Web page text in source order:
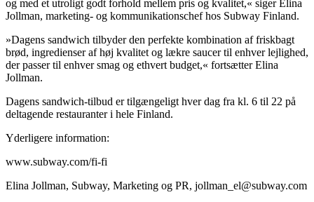
og med et utroligt godt forhold mellem pris og kvalitet,« siger Elina
Jollman, marketing- og kommunikationschef hos Subway Finland.​​​​‌ ‍ ​‍​‍‌‍ ‌ ​‍‌‍‍‌‌‍‌ ‌‍‍‌‌‍ ‍​‍​‍​ ‍‍​‍​‍‌ ​ ‌‍​‌‌‍ ‍‌‍‍‌‌ ‌​‌ ‍‌​‍ ‍‌‍‍‌‌‍ ​‍​‍​‍ ​​‍​‍‌‍‍​‌ ​‍‌‍‌‌‌‍‌‍​‍​‍​ ‍‍​‍​‍‌‍‍​‌ ‌​‌ ‌​‌ ​​‌ ​ ​ ‍‍​‍ ​‍ ‌‍ ‍‌‍ ‌ ​‍‌‍‌​‌‍‍‌‌‍​ ​‍ ‌‌‍​‍‌‍‍‌‌ ‌​‌‍‌‌‌ ​ ​‍ ‌‌‍‌ ‌ ​‍‌‍ ‌ ‌‌‌ ​​​‍ ‌‌ ​ ‌ ‌​‌ ‌‌‌‍‌​‌‍‍‌‌‍ ​‍ ‍‌ ‌‍‌‍‌‌‌ ​‍‌‍​ ‌‍‌‌‌‍ ​​‍ ‍‌‍​‌‌ ​​‌ ​​​‍ ‌‍‍‌‌‍ ‍‌ ‌​‌‍‌‌‌‍ ‍‌ ‌​​‍ ‌‍‌‌‌‍‌​‌‍‍‌‌ ‌​​‍ ‌‍ ‌‌‍ ‌‍‌​‌‍‌‌​ ‌‌ ​​‌ ​‍‌‍‌‌‌ ​ ‌‍‌‌‌‍ ‍‌ ‌​‌‍​‌‌ ‌​‌‍‍‌‌‍ ‌‍ ‍​ ‍ ‌‍‍‌‌‍‌​​ ‌‌‍‌‍‌‍​‌‌‍‌‍‌‍‌​​ ‌ ‌‍​‌‌‍‌​‌‍​‍​‍ ‌​ ‌‍​ ‍‌​ ‍‌​ ​​​‍ ‌​ ‌​​ ‍‌​ ​​​ ‌‍​‍ ‌​ ‍​‌‍‌​​ ‌ ‌‍‌‍​‍ ‌​ ‌​​ ​‍​ ‌​​ ‌‌‌‍​‌‌‍​‍​ ​​‌‍‌​​ ‍‌​ ​​​ ‍​​ ‍‌​ ‍ ‌ ‌​‌ ‍‌‌ ​​‌‍‌‌​ ‌‌‍‌‌‌‍‌​‌‍‍‌‌ ‌​‌‍ ‌ ​‍‌‍‍‌‌‍​‌‌‍ ​​ ‍ ‌ ​​‌‍​‌‌ ‌​‌‍‍​​ ‌‌‍​ ‌‍ ‌‍ ‍‌ ‌​‌‍‌‌‌‍ ‍‌ ‌​​‍‌‌​ ‌‌‌​​‍‌‌ ‌‍‍ ‌‍‌‌‌ ‍‌​‍‌‌​ ​ ‌​‌​​‍‌‌​ ​ ‌​‌​​‍‌‌​ ​‍​ ​‍‌‍‌​‌‍​‌​‍‌‌​ ​‍​ ​‍​‍‌‌​ ‌‌‌​‌​​‍ ‍‌ ‌‍‌‍​‌‌‍ ​‌ ‌‌‌‍‌‌​‍ ‍‌ ‌‍‌‍​‌‌‍ ​‌ ‌‌‌‍‌‌​‍‌‌​ ‌‌‌​​‍‌‌ ‌‍‍ ‌‍‌‌‌ ‍‌​‍‌‌​ ​ ‌​‌​​‍‌‌​ ​ ‌​‌​​‍‌‌​ ​‍​ ​‍​ ​‍‌‍​‌​ ​‌​ ​​​ ‌​​ ‍‌​ ‌‌‌‍‌‌‌‍​‌‌‍‌​​ ​​‌‍​‍​‍‌‌​ ​‍​ ​‍​‍‌‌​ ‌‌‌​‌​​‍ ‍‌‍​ ‌‍‍​‌‍‍‌‌‍ ​‌‍‌​‌ ​‍‌‍‌‌‌‍ ‍​‍‌‌​ ‌‌‌​​‍‌‌ ‌‍‍ ‌‍‌‌‌ ‍‌​‍‌‌​ ​ ‌​‌​​‍‌‌​ ​ ‌​‌​​‍‌‌​ ​‍​ ​‍‌‍​‍‌‍​‌​ ​​​ ‌ ​ ​‌​ ‍‌​ ​​‌‍‌‍​ ​‍​ ‍​​ ‍‌‌‍​ ​‍‌‌​ ​‍​ ​‍​‍‌‌​ ‌‌‌​‌​​‍ ‍‌ ‌​‌‍‌‌‌ ‍​‌ ‌​​ ‌‍​‍‌‍​‌‌ ​ ‌‍‌‌‌‌‌‌‌ ​‍‌‍ ​​ ‌‌‍‍​‌ ‌​‌ ‌​‌ ​​‌ ​ ​‍‌‌​ ​ ‌​​‌​‍‌‌​ ​‍‌​‌‍​‍‌‌​ ​‍‌​‌‍‌‍ ‍‌‍ ‌ ​‍‌‍‌​‌‍‍‌‌‍​ ​‍ ‌‌‍​‍‌‍‍‌‌ ‌​‌‍‌‌‌ ​ ​‍ ‌‌‍‌ ‌ ​‍‌‍ ‌ ‌‌‌ ​​​‍ ‌‌ ​ ‌ ‌​‌ ‌‌‌‍‌​‌‍‍‌‌‍ ​‍ ‍‌ ‌‍‌‍‌‌‌ ​‍‌‍​ ‌‍‌‌‌‍ ​​‍ ‍‌‍​‌‌ ​​‌ ​​​‍‌‍‌‍‍‌‌‍‌​​ ‌‌‍‌‍‌‍​‌‌‍‌‍‌‍‌​​ ‌ ‌‍​‌‌‍‌​‌‍​‍​‍ ‌​ ‌‍​ ‍‌​ ‍‌​ ​​​‍ ‌​ ‌​​ ‍‌​ ​​​ ‌‍​‍ ‌​ ‍​‌‍‌​​ ‌ ‌‍‌‍​‍ ‌​ ‌​​ ​‍​ ‌​​ ‌‌‌‍​‌‌‍​‍​ ​​‌‍‌​​ ‍‌​ ​​​ ‍​​ ‍‌​‍‌‍‌ ‌​‌ ‍‌‌ ​​‌‍‌‌​ ‌‌‍‌‌‌‍‌​‌‍‍‌‌ ‌​‌‍ ‌ ​‍‌‍‍‌‌‍​‌‌‍ ​​‍‌‍‌ ​​‌‍​‌‌ ‌​‌‍‍​​ ‌‌‍​ ‌‍ ‌‍ ‍‌ ‌​‌‍‌‌‌‍ ‍‌ ‌​​‍‌‌​ ‌‌‌​​‍‌‌ ‌‍‍ ‌‍‌‌‌ ‍‌​‍‌‌​ ​ ‌​‌​​‍‌‌​ ​ ‌​‌​​‍‌‌​ ​‍​ ​‍‌‍‌​‌‍​‌​‍‌‌​ ​‍​ ​‍​‍‌‌​ ‌‌‌​‌​​‍ ‍‌ ‌‍‌‍​‌‌‍ ​‌ ‌‌‌‍‌‌​‍ ‍‌ ‌‍‌‍​‌‌‍ ​‌ ‌‌‌‍‌‌​‍‌‌​ ‌‌‌​​‍‌‌ ‌‍‍ ‌‍‌‌‌ ‍‌​‍‌‌​ ​ ‌​‌​​‍‌‌​ ​ ‌​‌​​‍‌‌​ ​‍​ ​‍​ ​‍‌‍​‌​ ​‌​ ​​​ ‌​​ ‍‌​ ‌‌‌‍‌‌‌‍​‌‌‍‌​​ ​​‌‍​‍​‍‌‌​ ​‍​ ​‍​‍‌‌​ ‌‌‌​‌​​‍ ‍‌‍​ ‌‍‍​‌‍‍‌‌‍ ​‌‍‌​‌ ​‍‌‍‌‌‌‍ ‍​‍‌‌​ ‌‌‌​​‍‌‌ ‌‍‍ ‌‍‌‌‌ ‍‌​‍‌‌​ ​ ‌​‌​​‍‌‌​ ​ ‌​‌​​‍‌‌​ ​‍​ ​‍‌‍​‍‌‍​‌​ ​​​ ‌ ​ ​‌​ ‍‌​ ​​‌‍‌‍​ ​‍​ ‍​​ ‍‌‌‍​ ​‍‌‌​ ​‍​ ​‍​‍‌‌​ ‌‌‌​‌​​‍ ‍‌ ‌​‌‍‌‌‌ ‍​‌ ‌​​‍‌‍‌ ​​‌‍‌‌‌ ​‍‌ ​ ‌ ​​‌‍‌‌‌‍​ ‌ ‌​‌‍‍‌‌ ‌‍‌‍‌‌​ ‌‌ ​​‌ ‌‌‌‍​‍‌‍ ​‌‍‍‌‌ ​ ‌‍‍​‌‍‌‌‌‍‌​​‍​‍‌ ‌
»Dagens sandwich tilbyder den perfekte kombination af friskbagt
brød, ingredienser af høj kvalitet og lækre saucer til enhver lejlighed,
der passer til enhver smag og ethvert budget,« fortsætter Elina
Jollman.​​​​‌ ‍ ​‍​‍‌‍ ‌ ​‍‌‍‍‌‌‍‌ ‌‍‍‌‌‍ ‍​‍​‍​ ‍‍​‍​‍‌ ​ ‌‍​‌‌‍ ‍‌‍‍‌‌ ‌​‌ ‍‌​‍ ‍‌‍‍‌‌‍ ​‍​‍​‍ ​​‍​‍‌‍‍​‌ ​‍‌‍‌‌‌‍‌‍​‍​‍​ ‍‍​‍​‍‌‍‍​‌ ‌​‌ ‌​‌ ​​‌ ​ ​ ‍‍​‍ ​‍ ‌‍ ‍‌‍ ‌ ​‍‌‍‌​‌‍‍‌‌‍​ ​‍ ‌‌‍​‍‌‍‍‌‌ ‌​‌‍‌‌‌ ​ ​‍ ‌‌‍‌ ‌ ​‍‌‍ ‌ ‌‌‌ ​​​‍ ‌‌ ​ ‌ ‌​‌ ‌‌‌‍‌​‌‍‍‌‌‍ ​‍ ‍‌ ‌‍‌‍‌‌‌ ​‍‌‍​ ‌‍‌‌‌‍ ​​‍ ‍‌‍​‌‌ ​​‌ ​​​‍ ‌‍‍‌‌‍ ‍‌ ‌​‌‍‌‌‌‍ ‍‌ ‌​​‍ ‌‍‌‌‌‍‌​‌‍‍‌‌ ‌​​‍ ‌‍ ‌‌‍ ‌‍‌​‌‍‌‌​ ‌‌ ​​‌ ​‍‌‍‌‌‌ ​ ‌‍‌‌‌‍ ‍‌ ‌​‌‍​‌‌ ‌​‌‍‍‌‌‍ ‌‍ ‍​ ‍ ‌‍‍‌‌‍‌​​ ‌‌‍‌‍‌‍​‌‌‍‌‍‌‍‌​​ ‌ ‌‍​‌‌‍‌​‌‍​‍​‍ ‌​ ‌‍​ ‍‌​ ‍‌​ ​​​‍ ‌​ ‌​​ ‍‌​ ​​​ ‌‍​‍ ‌​ ‍​‌‍‌​​ ‌ ‌‍‌‍​‍ ‌​ ‌​​ ​‍​ ‌​​ ‌‌‌‍​‌‌‍​‍​ ​​‌‍‌​​ ‍‌​ ​​​ ‍​​ ‍‌​ ‍ ‌ ‌​‌ ‍‌‌ ​​‌‍‌‌​ ‌‌‍‌‌‌‍‌​‌‍‍‌‌ ‌​‌‍ ‌ ​‍‌‍‍‌‌‍​‌‌‍ ​​ ‍ ‌ ​​‌‍​‌‌ ‌​‌‍‍​​ ‌‌‍​ ‌‍ ‌‍ ‍‌ ‌​‌‍‌‌‌‍ ‍‌ ‌​​‍‌‌​ ‌‌‌​​‍‌‌ ‌‍‍ ‌‍‌‌‌ ‍‌​‍‌‌​ ​ ‌​‌​​‍‌‌​ ​ ‌​‌​​‍‌‌​ ​‍​ ​‍‌‍‌​‌‍​‌​‍‌‌​ ​‍​ ​‍​‍‌‌​ ‌‌‌​‌​​‍ ‍‌ ‌‍‌‍​‌‌‍ ​‌ ‌‌‌‍‌‌​‍ ‍‌ ‌‍‌‍​‌‌‍ ​‌ ‌‌‌‍‌‌​‍‌‌​ ‌‌‌​​‍‌‌ ‌‍‍ ‌‍‌‌‌ ‍‌​‍‌‌​ ​ ‌​‌​​‍‌‌​ ​ ‌​‌​​‍‌‌​ ​‍​ ​‍​ ‌ ​ ‌‌​ ‍‌‌‍​ ​ ‌​​ ​‍‌‍‌​‌‍‌‌​ ​​‌‍‌​‌‍​ ‌‍‌‍​‍‌‌​ ​‍​ ​‍​‍‌‌​ ‌‌‌​‌​​‍ ‍‌‍​ ‌‍‍​‌‍‍‌‌‍ ​‌‍‌​‌ ​‍‌‍‌‌‌‍ ‍​‍‌‌​ ‌‌‌​​‍‌‌ ‌‍‍ ‌‍‌‌‌ ‍‌​‍‌‌​ ​ ‌​‌​​‍‌‌​ ​ ‌​‌​​‍‌‌​ ​‍​ ​‍​ ​‍​ ​‍​ ‍​​ ​‍​ ‌ ‌‍​‍​ ​ ​ ‌‍‌‍‌‌‌‍‌‍​ ‌ ‌‍​‌​‍‌‌​ ​‍​ ​‍​‍‌‌​ ‌‌‌​‌​​‍ ‍‌ ‌​‌‍‌‌‌ ‍​‌ ‌​​ ‌‍​‍‌‍​‌‌ ​ ‌‍‌‌‌‌‌‌‌ ​‍‌‍ ​​ ‌‌‍‍​‌ ‌​‌ ‌​‌ ​​‌ ​ ​‍‌‌​ ​ ‌​​‌​‍‌‌​ ​‍‌​‌‍​‍‌‌​ ​‍‌​‌‍‌‍ ‍‌‍ ‌ ​‍‌‍‌​‌‍‍‌‌‍​ ​‍ ‌‌‍​‍‌‍‍‌‌ ‌​‌‍‌‌‌ ​ ​‍ ‌‌‍‌ ‌ ​‍‌‍ ‌ ‌‌‌ ​​​‍ ‌‌ ​ ‌ ‌​‌ ‌‌‌‍‌​‌‍‍‌‌‍ ​‍ ‍‌ ‌‍‌‍‌‌‌ ​‍‌‍​ ‌‍‌‌‌‍ ​​‍ ‍‌‍​‌‌ ​​‌ ​​​‍‌‍‌‍‍‌‌‍‌​​ ‌‌‍‌‍‌‍​‌‌‍‌‍‌‍‌​​ ‌ ‌‍​‌‌‍‌​‌‍​‍​‍ ‌​ ‌‍​ ‍‌​ ‍‌​ ​​​‍ ‌​ ‌​​ ‍‌​ ​​​ ‌‍​‍ ‌​ ‍​‌‍‌​​ ‌ ‌‍‌‍​‍ ‌​ ‌​​ ​‍​ ‌​​ ‌‌‌‍​‌‌‍​‍​ ​​‌‍‌​​ ‍‌​ ​​​ ‍​​ ‍‌​‍‌‍‌ ‌​‌ ‍‌‌ ​​‌‍‌‌​ ‌‌‍‌‌‌‍‌​‌‍‍‌‌ ‌​‌‍ ‌ ​‍‌‍‍‌‌‍​‌‌‍ ​​‍‌‍‌ ​​‌‍​‌‌ ‌​‌‍‍​​ ‌‌‍​ ‌‍ ‌‍ ‍‌ ‌​‌‍‌‌‌‍ ‍‌ ‌​​‍‌‌​ ‌‌‌​​‍‌‌ ‌‍‍ ‌‍‌‌‌ ‍‌​‍‌‌​ ​ ‌​‌​​‍‌‌​ ​ ‌​‌​​‍‌‌​ ​‍​ ​‍‌‍‌​‌‍​‌​‍‌‌​ ​‍​ ​‍​‍‌‌​ ‌‌‌​‌​​‍ ‍‌ ‌‍‌‍​‌‌‍ ​‌ ‌‌‌‍‌‌​‍ ‍‌ ‌‍‌‍​‌‌‍ ​‌ ‌‌‌‍‌‌​‍‌‌​ ‌‌‌​​‍‌‌ ‌‍‍ ‌‍‌‌‌ ‍‌​‍‌‌​ ​ ‌​‌​​‍‌‌​ ​ ‌​‌​​‍‌‌​ ​‍​ ​‍​ ‌ ​ ‌‌​ ‍‌‌‍​ ​ ‌​​ ​‍‌‍‌​‌‍‌‌​ ​​‌‍‌​‌‍​ ‌‍‌‍​‍‌‌​ ​‍​ ​‍​‍‌‌​ ‌‌‌​‌​​‍ ‍‌‍​ ‌‍‍​‌‍‍‌‌‍ ​‌‍‌​‌ ​‍‌‍‌‌‌‍ ‍​‍‌‌​ ‌‌‌​​‍‌‌ ‌‍‍ ‌‍‌‌‌ ‍‌​‍‌‌​ ​ ‌​‌​​‍‌‌​ ​ ‌​‌​​‍‌‌​ ​‍​ ​‍​ ​‍​ ​‍​ ‍​​ ​‍​ ‌ ‌‍​‍​ ​ ​ ‌‍‌‍‌‌‌‍‌‍​ ‌ ‌‍​‌​‍‌‌​ ​‍​ ​‍​‍‌‌​ ‌‌‌​‌​​‍ ‍‌ ‌​‌‍‌‌‌ ‍​‌ ‌​​‍‌‍‌ ​​‌‍‌‌‌ ​‍‌ ​ ‌ ​​‌‍‌‌‌‍​ ‌ ‌​‌‍‍‌‌ ‌‍‌‍‌‌​ ‌‌ ​​‌ ‌‌‌‍​‍‌‍ ​‌‍‍‌‌ ​ ‌‍‍​‌‍‌‌‌‍‌​​‍​‍‌ ‌
Dagens sandwich-tilbud er tilgængeligt hver dag fra kl. 6 til 22 på
deltagende restauranter i hele Finland.​​​​‌ ‍ ​‍​‍‌‍ ‌ ​‍‌‍‍‌‌‍‌ ‌‍‍‌‌‍ ‍​‍​‍​ ‍‍​‍​‍‌ ​ ‌‍​‌‌‍ ‍‌‍‍‌‌ ‌​‌ ‍‌​‍ ‍‌‍‍‌‌‍ ​‍​‍​‍ ​​‍​‍‌‍‍​‌ ​‍‌‍‌‌‌‍‌‍​‍​‍​ ‍‍​‍​‍‌‍‍​‌ ‌​‌ ‌​‌ ​​‌ ​ ​ ‍‍​‍ ​‍ ‌‍ ‍‌‍ ‌ ​‍‌‍‌​‌‍‍‌‌‍​ ​‍ ‌‌‍​‍‌‍‍‌‌ ‌​‌‍‌‌‌ ​ ​‍ ‌‌‍‌ ‌ ​‍‌‍ ‌ ‌‌‌ ​​​‍ ‌‌ ​ ‌ ‌​‌ ‌‌‌‍‌​‌‍‍‌‌‍ ​‍ ‍‌ ‌‍‌‍‌‌‌ ​‍‌‍​ ‌‍‌‌‌‍ ​​‍ ‍‌‍​‌‌ ​​‌ ​​​‍ ‌‍‍‌‌‍ ‍‌ ‌​‌‍‌‌‌‍ ‍‌ ‌​​‍ ‌‍‌‌‌‍‌​‌‍‍‌‌ ‌​​‍ ‌‍ ‌‌‍ ‌‍‌​‌‍‌‌​ ‌‌ ​​‌ ​‍‌‍‌‌‌ ​ ‌‍‌‌‌‍ ‍‌ ‌​‌‍​‌‌ ‌​‌‍‍‌‌‍ ‌‍ ‍​ ‍ ‌‍‍‌‌‍‌​​ ‌‌‍‌‍‌‍​‌‌‍‌‍‌‍‌​​ ‌ ‌‍​‌‌‍‌​‌‍​‍​‍ ‌​ ‌‍​ ‍‌​ ‍‌​ ​​​‍ ‌​ ‌​​ ‍‌​ ​​​ ‌‍​‍ ‌​ ‍​‌‍‌​​ ‌ ‌‍‌‍​‍ ‌​ ‌​​ ​‍​ ‌​​ ‌‌‌‍​‌‌‍​‍​ ​​‌‍‌​​ ‍‌​ ​​​ ‍​​ ‍‌​ ‍ ‌ ‌​‌ ‍‌‌ ​​‌‍‌‌​ ‌‌‍‌‌‌‍‌​‌‍‍‌‌ ‌​‌‍ ‌ ​‍‌‍‍‌‌‍​‌‌‍ ​​ ‍ ‌ ​​‌‍​‌‌ ‌​‌‍‍​​ ‌‌‍​ ‌‍ ‌‍ ‍‌ ‌​‌‍‌‌‌‍ ‍‌ ‌​​‍‌‌​ ‌‌‌​​‍‌‌ ‌‍‍ ‌‍‌‌‌ ‍‌​‍‌‌​ ​ ‌​‌​​‍‌‌​ ​ ‌​‌​​‍‌‌​ ​‍​ ​‍‌‍‌​‌‍​‌​‍‌‌​ ​‍​ ​‍​‍‌‌​ ‌‌‌​‌​​‍ ‍‌ ‌‍‌‍​‌‌‍ ​‌ ‌‌‌‍‌‌​‍ ‍‌ ‌‍‌‍​‌‌‍ ​‌ ‌‌‌‍‌‌​‍‌‌​ ‌‌‌​​‍‌‌ ‌‍‍ ‌‍‌‌‌ ‍‌​‍‌‌​ ​ ‌​‌​​‍‌‌​ ​ ‌​‌​​‍‌‌​ ​‍​ ​‍​ ​‌‌‍​‍​ ‌​​ ​‍​ ​‍​ ​​​ ‍​‌‍‌‍​ ‍​​ ‌ ‌‍​‍​ ‍​​‍‌‌​ ​‍​ ​‍​‍‌‌​ ‌‌‌​‌​​‍ ‍‌‍​ ‌‍‍​‌‍‍‌‌‍ ​‌‍‌​‌ ​‍‌‍‌‌‌‍ ‍​‍‌‌​ ‌‌‌​​‍‌‌ ‌‍‍ ‌‍‌‌‌ ‍‌​‍‌‌​ ​ ‌​‌​​‍‌‌​ ​ ‌​‌​​‍‌‌​ ​‍​ ​‍‌‍‌​‌‍‌‍​ ‍​​ ‍​​ ​‌‌‍‌​​ ‍‌‌‍‌‌‌‍​ ​ ​‌​ ‌ ​ ​‍​‍‌‌​ ​‍​ ​‍​‍‌‌​ ‌‌‌​‌​​‍ ‍‌ ‌​‌‍‌‌‌ ‍​‌ ‌​​ ‌‍​‍‌‍​‌‌ ​ ‌‍‌‌‌‌‌‌‌ ​‍‌‍ ​​ ‌‌‍‍​‌ ‌​‌ ‌​‌ ​​‌ ​ ​‍‌‌​ ​ ‌​​‌​‍‌‌​ ​‍‌​‌‍​‍‌‌​ ​‍‌​‌‍‌‍ ‍‌‍ ‌ ​‍‌‍‌​‌‍‍‌‌‍​ ​‍ ‌‌‍​‍‌‍‍‌‌ ‌​‌‍‌‌‌ ​ ​‍ ‌‌‍‌ ‌ ​‍‌‍ ‌ ‌‌‌ ​​​‍ ‌‌ ​ ‌ ‌​‌ ‌‌‌‍‌​‌‍‍‌‌‍ ​‍ ‍‌ ‌‍‌‍‌‌‌ ​‍‌‍​ ‌‍‌‌‌‍ ​​‍ ‍‌‍​‌‌ ​​‌ ​​​‍‌‍‌‍‍‌‌‍‌​​ ‌‌‍‌‍‌‍​‌‌‍‌‍‌‍‌​​ ‌ ‌‍​‌‌‍‌​‌‍​‍​‍ ‌​ ‌‍​ ‍‌​ ‍‌​ ​​​‍ ‌​ ‌​​ ‍‌​ ​​​ ‌‍​‍ ‌​ ‍​‌‍‌​​ ‌ ‌‍‌‍​‍ ‌​ ‌​​ ​‍​ ‌​​ ‌‌‌‍​‌‌‍​‍​ ​​‌‍‌​​ ‍‌​ ​​​ ‍​​ ‍‌​‍‌‍‌ ‌​‌ ‍‌‌ ​​‌‍‌‌​ ‌‌‍‌‌‌‍‌​‌‍‍‌‌ ‌​‌‍ ‌ ​‍‌‍‍‌‌‍​‌‌‍ ​​‍‌‍‌ ​​‌‍​‌‌ ‌​‌‍‍​​ ‌‌‍​ ‌‍ ‌‍ ‍‌ ‌​‌‍‌‌‌‍ ‍‌ ‌​​‍‌‌​ ‌‌‌​​‍‌‌ ‌‍‍ ‌‍‌‌‌ ‍‌​‍‌‌​ ​ ‌​‌​​‍‌‌​ ​ ‌​‌​​‍‌‌​ ​‍​ ​‍‌‍‌​‌‍​‌​‍‌‌​ ​‍​ ​‍​‍‌‌​ ‌‌‌​‌​​‍ ‍‌ ‌‍‌‍​‌‌‍ ​‌ ‌‌‌‍‌‌​‍ ‍‌ ‌‍‌‍​‌‌‍ ​‌ ‌‌‌‍‌‌​‍‌‌​ ‌‌‌​​‍‌‌ ‌‍‍ ‌‍‌‌‌ ‍‌​‍‌‌​ ​ ‌​‌​​‍‌‌​ ​ ‌​‌​​‍‌‌​ ​‍​ ​‍​ ​‌‌‍​‍​ ‌​​ ​‍​ ​‍​ ​​​ ‍​‌‍‌‍​ ‍​​ ‌ ‌‍​‍​ ‍​​‍‌‌​ ​‍​ ​‍​‍‌‌​ ‌‌‌​‌​​‍ ‍‌‍​ ‌‍‍​‌‍‍‌‌‍ ​‌‍‌​‌ ​‍‌‍‌‌‌‍ ‍​‍‌‌​ ‌‌‌​​‍‌‌ ‌‍‍ ‌‍‌‌‌ ‍‌​‍‌‌​ ​ ‌​‌​​‍‌‌​ ​ ‌​‌​​‍‌‌​ ​‍​ ​‍‌‍‌​‌‍‌‍​ ‍​​ ‍​​ ​‌‌‍‌​​ ‍‌‌‍‌‌‌‍​ ​ ​‌​ ‌ ​ ​‍​‍‌‌​ ​‍​ ​‍​‍‌‌​ ‌‌‌​‌​​‍ ‍‌ ‌​‌‍‌‌‌ ‍​‌ ‌​​‍‌‍‌ ​​‌‍‌‌‌ ​‍‌ ​ ‌ ​​‌‍‌‌‌‍​ ‌ ‌​‌‍‍‌‌ ‌‍‌‍‌‌​ ‌‌ ​​‌ ‌‌‌‍​‍‌‍ ​‌‍‍‌‌ ​ ‌‍‍​‌‍‌‌‌‍‌​​‍​‍‌ ‌
Yderligere information:​​​​‌ ‍ ​‍​‍‌‍ ‌ ​‍‌‍‍‌‌‍‌ ‌‍‍‌‌‍ ‍​‍​‍​ ‍‍​‍​‍‌ ​ ‌‍​‌‌‍ ‍‌‍‍‌‌ ‌​‌ ‍‌​‍ ‍‌‍‍‌‌‍ ​‍​‍​‍ ​​‍​‍‌‍‍​‌ ​‍‌‍‌‌‌‍‌‍​‍​‍​ ‍‍​‍​‍‌‍‍​‌ ‌​‌ ‌​‌ ​​‌ ​ ​ ‍‍​‍ ​‍ ‌‍ ‍‌‍ ‌ ​‍‌‍‌​‌‍‍‌‌‍​ ​‍ ‌‌‍​‍‌‍‍‌‌ ‌​‌‍‌‌‌ ​ ​‍ ‌‌‍‌ ‌ ​‍‌‍ ‌ ‌‌‌ ​​​‍ ‌‌ ​ ‌ ‌​‌ ‌‌‌‍‌​‌‍‍‌‌‍ ​‍ ‍‌ ‌‍‌‍‌‌‌ ​‍‌‍​ ‌‍‌‌‌‍ ​​‍ ‍‌‍​‌‌ ​​‌ ​​​‍ ‌‍‍‌‌‍ ‍‌ ‌​‌‍‌‌‌‍ ‍‌ ‌​​‍ ‌‍‌‌‌‍‌​‌‍‍‌‌ ‌​​‍ ‌‍ ‌‌‍ ‌‍‌​‌‍‌‌​ ‌‌ ​​‌ ​‍‌‍‌‌‌ ​ ‌‍‌‌‌‍ ‍‌ ‌​‌‍​‌‌ ‌​‌‍‍‌‌‍ ‌‍ ‍​ ‍ ‌‍‍‌‌‍‌​​ ‌‌‍‌‍‌‍​‌‌‍‌‍‌‍‌​​ ‌ ‌‍​‌‌‍‌​‌‍​‍​‍ ‌​ ‌‍​ ‍‌​ ‍‌​ ​​​‍ ‌​ ‌​​ ‍‌​ ​​​ ‌‍​‍ ‌​ ‍​‌‍‌​​ ‌ ‌‍‌‍​‍ ‌​ ‌​​ ​‍​ ‌​​ ‌‌‌‍​‌‌‍​‍​ ​​‌‍‌​​ ‍‌​ ​​​ ‍​​ ‍‌​ ‍ ‌ ‌​‌ ‍‌‌ ​​‌‍‌‌​ ‌‌‍‌‌‌‍‌​‌‍‍‌‌ ‌​‌‍ ‌ ​‍‌‍‍‌‌‍​‌‌‍ ​​ ‍ ‌ ​​‌‍​‌‌ ‌​‌‍‍​​ ‌‌‍​ ‌‍ ‌‍ ‍‌ ‌​‌‍‌‌‌‍ ‍‌ ‌​​‍‌‌​ ‌‌‌​​‍‌‌ ‌‍‍ ‌‍‌‌‌ ‍‌​‍‌‌​ ​ ‌​‌​​‍‌‌​ ​ ‌​‌​​‍‌‌​ ​‍​ ​‍‌‍‌​‌‍​‌​‍‌‌​ ​‍​ ​‍​‍‌‌​ ‌‌‌​‌​​‍ ‍‌ ‌‍‌‍​‌‌‍ ​‌ ‌‌‌‍‌‌​‍ ‍‌ ‌‍‌‍​‌‌‍ ​‌ ‌‌‌‍‌‌​‍‌‌​ ‌‌‌​​‍‌‌ ‌‍‍ ‌‍‌‌‌ ‍‌​‍‌‌​ ​ ‌​‌​​‍‌‌​ ​ ‌​‌​​‍‌‌​ ​‍​ ​‍​ ​ ​ ‌ ​ ​‌‌‍​‍‌‍​‌​ ​‍​ ‌ ​ ​‍​ ‌‌‌‍​‌​ ‌‍‌‍​‍​‍‌‌​ ​‍​ ​‍​‍‌‌​ ‌‌‌​‌​​‍ ‍‌‍​ ‌‍‍​‌‍‍‌‌‍ ​‌‍‌​‌ ​‍‌‍‌‌‌‍ ‍​‍‌‌​ ‌‌‌​​‍‌‌ ‌‍‍ ‌‍‌‌‌ ‍‌​‍‌‌​ ​ ‌​‌​​‍‌‌​ ​ ‌​‌​​‍‌‌​ ​‍​ ​‍‌‍​ ‌‍​‌​ ‌‍​ ‌‌​ ‌‌​ ​ ​ ‌ ​ ‌ ​ ​ ‌‍​‌​ ‌​​ ‍​​‍‌‌​ ​‍​ ​‍​‍‌‌​ ‌‌‌​‌​​‍ ‍‌ ‌​‌‍‌‌‌ ‍​‌ ‌​​ ‌‍​‍‌‍​‌‌ ​ ‌‍‌‌‌‌‌‌‌ ​‍‌‍ ​​ ‌‌‍‍​‌ ‌​‌ ‌​‌ ​​‌ ​ ​‍‌‌​ ​ ‌​​‌​‍‌‌​ ​‍‌​‌‍​‍‌‌​ ​‍‌​‌‍‌‍ ‍‌‍ ‌ ​‍‌‍‌​‌‍‍‌‌‍​ ​‍ ‌‌‍​‍‌‍‍‌‌ ‌​‌‍‌‌‌ ​ ​‍ ‌‌‍‌ ‌ ​‍‌‍ ‌ ‌‌‌ ​​​‍ ‌‌ ​ ‌ ‌​‌ ‌‌‌‍‌​‌‍‍‌‌‍ ​‍ ‍‌ ‌‍‌‍‌‌‌ ​‍‌‍​ ‌‍‌‌‌‍ ​​‍ ‍‌‍​‌‌ ​​‌ ​​​‍‌‍‌‍‍‌‌‍‌​​ ‌‌‍‌‍‌‍​‌‌‍‌‍‌‍‌​​ ‌ ‌‍​‌‌‍‌​‌‍​‍​‍ ‌​ ‌‍​ ‍‌​ ‍‌​ ​​​‍ ‌​ ‌​​ ‍‌​ ​​​ ‌‍​‍ ‌​ ‍​‌‍‌​​ ‌ ‌‍‌‍​‍ ‌​ ‌​​ ​‍​ ‌​​ ‌‌‌‍​‌‌‍​‍​ ​​‌‍‌​​ ‍‌​ ​​​ ‍​​ ‍‌​‍‌‍‌ ‌​‌ ‍‌‌ ​​‌‍‌‌​ ‌‌‍‌‌‌‍‌​‌‍‍‌‌ ‌​‌‍ ‌ ​‍‌‍‍‌‌‍​‌‌‍ ​​‍‌‍‌ ​​‌‍​‌‌ ‌​‌‍‍​​ ‌‌‍​ ‌‍ ‌‍ ‍‌ ‌​‌‍‌‌‌‍ ‍‌ ‌​​‍‌‌​ ‌‌‌​​‍‌‌ ‌‍‍ ‌‍‌‌‌ ‍‌​‍‌‌​ ​ ‌​‌​​‍‌‌​ ​ ‌​‌​​‍‌‌​ ​‍​ ​‍‌‍‌​‌‍​‌​‍‌‌​ ​‍​ ​‍​‍‌‌​ ‌‌‌​‌​​‍ ‍‌ ‌‍‌‍​‌‌‍ ​‌ ‌‌‌‍‌‌​‍ ‍‌ ‌‍‌‍​‌‌‍ ​‌ ‌‌‌‍‌‌​‍‌‌​ ‌‌‌​​‍‌‌ ‌‍‍ ‌‍‌‌‌ ‍‌​‍‌‌​ ​ ‌​‌​​‍‌‌​ ​ ‌​‌​​‍‌‌​ ​‍​ ​‍​ ​ ​ ‌ ​ ​‌‌‍​‍‌‍​‌​ ​‍​ ‌ ​ ​‍​ ‌‌‌‍​‌​ ‌‍‌‍​‍​‍‌‌​ ​‍​ ​‍​‍‌‌​ ‌‌‌​‌​​‍ ‍‌‍​ ‌‍‍​‌‍‍‌‌‍ ​‌‍‌​‌ ​‍‌‍‌‌‌‍ ‍​‍‌‌​ ‌‌‌​​‍‌‌ ‌‍‍ ‌‍‌‌‌ ‍‌​‍‌‌​ ​ ‌​‌​​‍‌‌​ ​ ‌​‌​​‍‌‌​ ​‍​ ​‍‌‍​ ‌‍​‌​ ‌‍​ ‌‌​ ‌‌​ ​ ​ ‌ ​ ‌ ​ ​ ‌‍​‌​ ‌​​ ‍​​‍‌‌​ ​‍​ ​‍​‍‌‌​ ‌‌‌​‌​​‍ ‍‌ ‌​‌‍‌‌‌ ‍​‌ ‌​​‍‌‍‌ ​​‌‍‌‌‌ ​‍‌ ​ ‌ ​​‌‍‌‌‌‍​ ‌ ‌​‌‍‍‌‌ ‌‍‌‍‌‌​ ‌‌ ​​‌ ‌‌‌‍​‍‌‍ ​‌‍‍‌‌ ​ ‌‍‍​‌‍‌‌‌‍‌​​‍​‍‌ ‌
www.subway.com/fi-fi​​​​‌ ‍ ​‍​‍‌‍ ‌ ​‍‌‍‍‌‌‍‌ ‌‍‍‌‌‍ ‍​‍​‍​ ‍‍​‍​‍‌ ​ ‌‍​‌‌‍ ‍‌‍‍‌‌ ‌​‌ ‍‌​‍ ‍‌‍‍‌‌‍ ​‍​‍​‍ ​​‍​‍‌‍‍​‌ ​‍‌‍‌‌‌‍‌‍​‍​‍​ ‍‍​‍​‍‌‍‍​‌ ‌​‌ ‌​‌ ​​‌ ​ ​ ‍‍​‍ ​‍ ‌‍ ‍‌‍ ‌ ​‍‌‍‌​‌‍‍‌‌‍​ ​‍ ‌‌‍​‍‌‍‍‌‌ ‌​‌‍‌‌‌ ​ ​‍ ‌‌‍‌ ‌ ​‍‌‍ ‌ ‌‌‌ ​​​‍ ‌‌ ​ ‌ ‌​‌ ‌‌‌‍‌​‌‍‍‌‌‍ ​‍ ‍‌ ‌‍‌‍‌‌‌ ​‍‌‍​ ‌‍‌‌‌‍ ​​‍ ‍‌‍​‌‌ ​​‌ ​​​‍ ‌‍‍‌‌‍ ‍‌ ‌​‌‍‌‌‌‍ ‍‌ ‌​​‍ ‌‍‌‌‌‍‌​‌‍‍‌‌ ‌​​‍ ‌‍ ‌‌‍ ‌‍‌​‌‍‌‌​ ‌‌ ​​‌ ​‍‌‍‌‌‌ ​ ‌‍‌‌‌‍ ‍‌ ‌​‌‍​‌‌ ‌​‌‍‍‌‌‍ ‌‍ ‍​ ‍ ‌‍‍‌‌‍‌​​ ‌‌‍‌‍‌‍​‌‌‍‌‍‌‍‌​​ ‌ ‌‍​‌‌‍‌​‌‍​‍​‍ ‌​ ‌‍​ ‍‌​ ‍‌​ ​​​‍ ‌​ ‌​​ ‍‌​ ​​​ ‌‍​‍ ‌​ ‍​‌‍‌​​ ‌ ‌‍‌‍​‍ ‌​ ‌​​ ​‍​ ‌​​ ‌‌‌‍​‌‌‍​‍​ ​​‌‍‌​​ ‍‌​ ​​​ ‍​​ ‍‌​ ‍ ‌ ‌​‌ ‍‌‌ ​​‌‍‌‌​ ‌‌‍‌‌‌‍‌​‌‍‍‌‌ ‌​‌‍ ‌ ​‍‌‍‍‌‌‍​‌‌‍ ​​ ‍ ‌ ​​‌‍​‌‌ ‌​‌‍‍​​ ‌‌‍​ ‌‍ ‌‍ ‍‌ ‌​‌‍‌‌‌‍ ‍‌ ‌​​‍‌‌​ ‌‌‌​​‍‌‌ ‌‍‍ ‌‍‌‌‌ ‍‌​‍‌‌​ ​ ‌​‌​​‍‌‌​ ​ ‌​‌​​‍‌‌​ ​‍​ ​‍‌‍‌​‌‍​‌​‍‌‌​ ​‍​ ​‍​‍‌‌​ ‌‌‌​‌​​‍ ‍‌ ‌‍‌‍​‌‌‍ ​‌ ‌‌‌‍‌‌​‍ ‍‌ ‌‍‌‍​‌‌‍ ​‌ ‌‌‌‍‌‌​‍‌‌​ ‌‌‌​​‍‌‌ ‌‍‍ ‌‍‌‌‌ ‍‌​‍‌‌​ ​ ‌​‌​​‍‌‌​ ​ ‌​‌​​‍‌‌​ ​‍​ ​‍‌‍​‌​ ‍‌‌‍‌​​ ​​​ ​‍‌‍‌‍‌‍​‍‌‍​‌​ ​‌​ ​‌‌‍​‍‌‍​ ​‍‌‌​ ​‍​ ​‍​‍‌‌​ ‌‌‌​‌​​‍ ‍‌‍​ ‌‍‍​‌‍‍‌‌‍ ​‌‍‌​‌ ​‍‌‍‌‌‌‍ ‍​‍‌‌​ ‌‌‌​​‍‌‌ ‌‍‍ ‌‍‌‌‌ ‍‌​‍‌‌​ ​ ‌​‌​​‍‌‌​ ​ ‌​‌​​‍‌‌​ ​‍​ ​‍​ ‌ ‌‍​ ​ ‌​​ ​‍​ ​ ‌‍‌‍​ ‍‌​ ‍​​ ​‍​ ‌​​ ‌ ‌‍​‌​‍‌‌​ ​‍​ ​‍​‍‌‌​ ‌‌‌​‌​​‍ ‍‌ ‌​‌‍‌‌‌ ‍​‌ ‌​​ ‌‍​‍‌‍​‌‌ ​ ‌‍‌‌‌‌‌‌‌ ​‍‌‍ ​​ ‌‌‍‍​‌ ‌​‌ ‌​‌ ​​‌ ​ ​‍‌‌​ ​ ‌​​‌​‍‌‌​ ​‍‌​‌‍​‍‌‌​ ​‍‌​‌‍‌‍ ‍‌‍ ‌ ​‍‌‍‌​‌‍‍‌‌‍​ ​‍ ‌‌‍​‍‌‍‍‌‌ ‌​‌‍‌‌‌ ​ ​‍ ‌‌‍‌ ‌ ​‍‌‍ ‌ ‌‌‌ ​​​‍ ‌‌ ​ ‌ ‌​‌ ‌‌‌‍‌​‌‍‍‌‌‍ ​‍ ‍‌ ‌‍‌‍‌‌‌ ​‍‌‍​ ‌‍‌‌‌‍ ​​‍ ‍‌‍​‌‌ ​​‌ ​​​‍‌‍‌‍‍‌‌‍‌​​ ‌‌‍‌‍‌‍​‌‌‍‌‍‌‍‌​​ ‌ ‌‍​‌‌‍‌​‌‍​‍​‍ ‌​ ‌‍​ ‍‌​ ‍‌​ ​​​‍ ‌​ ‌​​ ‍‌​ ​​​ ‌‍​‍ ‌​ ‍​‌‍‌​​ ‌ ‌‍‌‍​‍ ‌​ ‌​​ ​‍​ ‌​​ ‌‌‌‍​‌‌‍​‍​ ​​‌‍‌​​ ‍‌​ ​​​ ‍​​ ‍‌​‍‌‍‌ ‌​‌ ‍‌‌ ​​‌‍‌‌​ ‌‌‍‌‌‌‍‌​‌‍‍‌‌ ‌​‌‍ ‌ ​‍‌‍‍‌‌‍​‌‌‍ ​​‍‌‍‌ ​​‌‍​‌‌ ‌​‌‍‍​​ ‌‌‍​ ‌‍ ‌‍ ‍‌ ‌​‌‍‌‌‌‍ ‍‌ ‌​​‍‌‌​ ‌‌‌​​‍‌‌ ‌‍‍ ‌‍‌‌‌ ‍‌​‍‌‌​ ​ ‌​‌​​‍‌‌​ ​ ‌​‌​​‍‌‌​ ​‍​ ​‍‌‍‌​‌‍​‌​‍‌‌​ ​‍​ ​‍​‍‌‌​ ‌‌‌​‌​​‍ ‍‌ ‌‍‌‍​‌‌‍ ​‌ ‌‌‌‍‌‌​‍ ‍‌ ‌‍‌‍​‌‌‍ ​‌ ‌‌‌‍‌‌​‍‌‌​ ‌‌‌​​‍‌‌ ‌‍‍ ‌‍‌‌‌ ‍‌​‍‌‌​ ​ ‌​‌​​‍‌‌​ ​ ‌​‌​​‍‌‌​ ​‍​ ​‍‌‍​‌​ ‍‌‌‍‌​​ ​​​ ​‍‌‍‌‍‌‍​‍‌‍​‌​ ​‌​ ​‌‌‍​‍‌‍​ ​‍‌‌​ ​‍​ ​‍​‍‌‌​ ‌‌‌​‌​​‍ ‍‌‍​ ‌‍‍​‌‍‍‌‌‍ ​‌‍‌​‌ ​‍‌‍‌‌‌‍ ‍​‍‌‌​ ‌‌‌​​‍‌‌ ‌‍‍ ‌‍‌‌‌ ‍‌​‍‌‌​ ​ ‌​‌​​‍‌‌​ ​ ‌​‌​​‍‌‌​ ​‍​ ​‍​ ‌ ‌‍​ ​ ‌​​ ​‍​ ​ ‌‍‌‍​ ‍‌​ ‍​​ ​‍​ ‌​​ ‌ ‌‍​‌​‍‌‌​ ​‍​ ​‍​‍‌‌​ ‌‌‌​‌​​‍ ‍‌ ‌​‌‍‌‌‌ ‍​‌ ‌​​‍‌‍‌ ​​‌‍‌‌‌ ​‍‌ ​ ‌ ​​‌‍‌‌‌‍​ ‌ ‌​‌‍‍‌‌ ‌‍‌‍‌‌​ ‌‌ ​​‌ ‌‌‌‍​‍‌‍ ​‌‍‍‌‌ ​ ‌‍‍​‌‍‌‌‌‍‌​​‍​‍‌ ‌
Elina Jollman, Subway, Marketing og PR, jollman_el@subway.com​​​​‌ ‍ ​‍​‍‌‍ ‌ ​‍‌‍‍‌‌‍‌ ‌‍‍‌‌‍ ‍​‍​‍​ ‍‍​‍​‍‌ ​ ‌‍​‌‌‍ ‍‌‍‍‌‌ ‌​‌ ‍‌​‍ ‍‌‍‍‌‌‍ ​‍​‍​‍ ​​‍​‍‌‍‍​‌ ​‍‌‍‌‌‌‍‌‍​‍​‍​ ‍‍​‍​‍‌‍‍​‌ ‌​‌ ‌​‌ ​​‌ ​ ​ ‍‍​‍ ​‍ ‌‍ ‍‌‍ ‌ ​‍‌‍‌​‌‍‍‌‌‍​ ​‍ ‌‌‍​‍‌‍‍‌‌ ‌​‌‍‌‌‌ ​ ​‍ ‌‌‍‌ ‌ ​‍‌‍ ‌ ‌‌‌ ​​​‍ ‌‌ ​ ‌ ‌​‌ ‌‌‌‍‌​‌‍‍‌‌‍ ​‍ ‍‌ ‌‍‌‍‌‌‌ ​‍‌‍​ ‌‍‌‌‌‍ ​​‍ ‍‌‍​‌‌ ​​‌ ​​​‍ ‌‍‍‌‌‍ ‍‌ ‌​‌‍‌‌‌‍ ‍‌ ‌​​‍ ‌‍‌‌‌‍‌​‌‍‍‌‌ ‌​​‍ ‌‍ ‌‌‍ ‌‍‌​‌‍‌‌​ ‌‌ ​​‌ ​‍‌‍‌‌‌ ​ ‌‍‌‌‌‍ ‍‌ ‌​‌‍​‌‌ ‌​‌‍‍‌‌‍ ‌‍ ‍​ ‍ ‌‍‍‌‌‍‌​​ ‌‌‍‌‍‌‍​‌‌‍‌‍‌‍‌​​ ‌ ‌‍​‌‌‍‌​‌‍​‍​‍ ‌​ ‌‍​ ‍‌​ ‍‌​ ​​​‍ ‌​ ‌​​ ‍‌​ ​​​ ‌‍​‍ ‌​ ‍​‌‍‌​​ ‌ ‌‍‌‍​‍ ‌​ ‌​​ ​‍​ ‌​​ ‌‌‌‍​‌‌‍​‍​ ​​‌‍‌​​ ‍‌​ ​​​ ‍​​ ‍‌​ ‍ ‌ ‌​‌ ‍‌‌ ​​‌‍‌‌​ ‌‌‍‌‌‌‍‌​‌‍‍‌‌ ‌​‌‍ ‌ ​‍‌‍‍‌‌‍​‌‌‍ ​​ ‍ ‌ ​​‌‍​‌‌ ‌​‌‍‍​​ ‌‌‍​ ‌‍ ‌‍ ‍‌ ‌​‌‍‌‌‌‍ ‍‌ ‌​​‍‌‌​ ‌‌‌​​‍‌‌ ‌‍‍ ‌‍‌‌‌ ‍‌​‍‌‌​ ​ ‌​‌​​‍‌‌​ ​ ‌​‌​​‍‌‌​ ​‍​ ​‍‌‍‌​‌‍​‌​‍‌‌​ ​‍​ ​‍​‍‌‌​ ‌‌‌​‌​​‍ ‍‌ ‌‍‌‍​‌‌‍ ​‌ ‌‌‌‍‌‌​‍ ‍‌ ‌‍‌‍​‌‌‍ ​‌ ‌‌‌‍‌‌​‍‌‌​ ‌‌‌​​‍‌‌ ‌‍‍ ‌‍‌‌‌ ‍‌​‍‌‌​ ​ ‌​‌​​‍‌‌​ ​ ‌​‌​​‍‌‌​ ​‍​ ​‍‌‍​ ‌‍‌‌‌‍​‌​ ‍‌‌‍‌​​ ​‌​ ​​​ ​‍​ ‍​​ ‍​​ ‌​‌‍​‌​‍‌‌​ ​‍​ ​‍​‍‌‌​ ‌‌‌​‌​​‍ ‍‌‍​ ‌‍‍​‌‍‍‌‌‍ ​‌‍‌​‌ ​‍‌‍‌‌‌‍ ‍​‍‌‌​ ‌‌‌​​‍‌‌ ‌‍‍ ‌‍‌‌‌ ‍‌​‍‌‌​ ​ ‌​‌​​‍‌‌​ ​ ‌​‌​​‍‌‌​ ​‍​ ​‍​ ‌ ​ ‌‍‌‍​ ‌‍​ ​ ​‍‌‍​‌‌‍‌​​ ​‌​ ‌ ‌‍‌‌​ ‌ ‌‍‌​​‍‌‌​ ​‍​ ​‍​‍‌‌​ ‌‌‌​‌​​‍ ‍‌ ‌​‌‍‌‌‌ ‍​‌ ‌​​ ‌‍​‍‌‍​‌‌ ​ ‌‍‌‌‌‌‌‌‌ ​‍‌‍ ​​ ‌‌‍‍​‌ ‌​‌ ‌​‌ ​​‌ ​ ​‍‌‌​ ​ ‌​​‌​‍‌‌​ ​‍‌​‌‍​‍‌‌​ ​‍‌​‌‍‌‍ ‍‌‍ ‌ ​‍‌‍‌​‌‍‍‌‌‍​ ​‍ ‌‌‍​‍‌‍‍‌‌ ‌​‌‍‌‌‌ ​ ​‍ ‌‌‍‌ ‌ ​‍‌‍ ‌ ‌‌‌ ​​​‍ ‌‌ ​ ‌ ‌​‌ ‌‌‌‍‌​‌‍‍‌‌‍ ​‍ ‍‌ ‌‍‌‍‌‌‌ ​‍‌‍​ ‌‍‌‌‌‍ ​​‍ ‍‌‍​‌‌ ​​‌ ​​​‍‌‍‌‍‍‌‌‍‌​​ ‌‌‍‌‍‌‍​‌‌‍‌‍‌‍‌​​ ‌ ‌‍​‌‌‍‌​‌‍​‍​‍ ‌​ ‌‍​ ‍‌​ ‍‌​ ​​​‍ ‌​ ‌​​ ‍‌​ ​​​ ‌‍​‍ ‌​ ‍​‌‍‌​​ ‌ ‌‍‌‍​‍ ‌​ ‌​​ ​‍​ ‌​​ ‌‌‌‍​‌‌‍​‍​ ​​‌‍‌​​ ‍‌​ ​​​ ‍​​ ‍‌​‍‌‍‌ ‌​‌ ‍‌‌ ​​‌‍‌‌​ ‌‌‍‌‌‌‍‌​‌‍‍‌‌ ‌​‌‍ ‌ ​‍‌‍‍‌‌‍​‌‌‍ ​​‍‌‍‌ ​​‌‍​‌‌ ‌​‌‍‍​​ ‌‌‍​ ‌‍ ‌‍ ‍‌ ‌​‌‍‌‌‌‍ ‍‌ ‌​​‍‌‌​ ‌‌‌​​‍‌‌ ‌‍‍ ‌‍‌‌‌ ‍‌​‍‌‌​ ​ ‌​‌​​‍‌‌​ ​ ‌​‌​​‍‌‌​ ​‍​ ​‍‌‍‌​‌‍​‌​‍‌‌​ ​‍​ ​‍​‍‌‌​ ‌‌‌​‌​​‍ ‍‌ ‌‍‌‍​‌‌‍ ​‌ ‌‌‌‍‌‌​‍ ‍‌ ‌‍‌‍​‌‌‍ ​‌ ‌‌‌‍‌‌​‍‌‌​ ‌‌‌​​‍‌‌ ‌‍‍ ‌‍‌‌‌ ‍‌​‍‌‌​ ​ ‌​‌​​‍‌‌​ ​ ‌​‌​​‍‌‌​ ​‍​ ​‍‌‍​ ‌‍‌‌‌‍​‌​ ‍‌‌‍‌​​ ​‌​ ​​​ ​‍​ ‍​​ ‍​​ ‌​‌‍​‌​‍‌‌​ ​‍​ ​‍​‍‌‌​ ‌‌‌​‌​​‍ ‍‌‍​ ‌‍‍​‌‍‍‌‌‍ ​‌‍‌​‌ ​‍‌‍‌‌‌‍ ‍​‍‌‌​ ‌‌‌​​‍‌‌ ‌‍‍ ‌‍‌‌‌ ‍‌​‍‌‌​ ​ ‌​‌​​‍‌‌​ ​ ‌​‌​​‍‌‌​ ​‍​ ​‍​ ‌ ​ ‌‍‌‍​ ‌‍​ ​ ​‍‌‍​‌‌‍‌​​ ​‌​ ‌ ‌‍‌‌​ ‌ ‌‍‌​​‍‌‌​ ​‍​ ​‍​‍‌‌​ ‌‌‌​‌​​‍ ‍‌ ‌​‌‍‌‌‌ ‍​‌ ‌​​‍‌‍‌ ​​‌‍‌‌‌ ​‍‌ ​ ‌ ​​‌‍‌‌‌‍​ ‌ ‌​‌‍‍‌‌ ‌‍‌‍‌‌​ ‌‌ ​​‌ ‌‌‌‍​‍‌‍ ​‌‍‍‌‌ ​ ‌‍‍​‌‍‌‌‌‍‌​​‍​‍‌ ‌